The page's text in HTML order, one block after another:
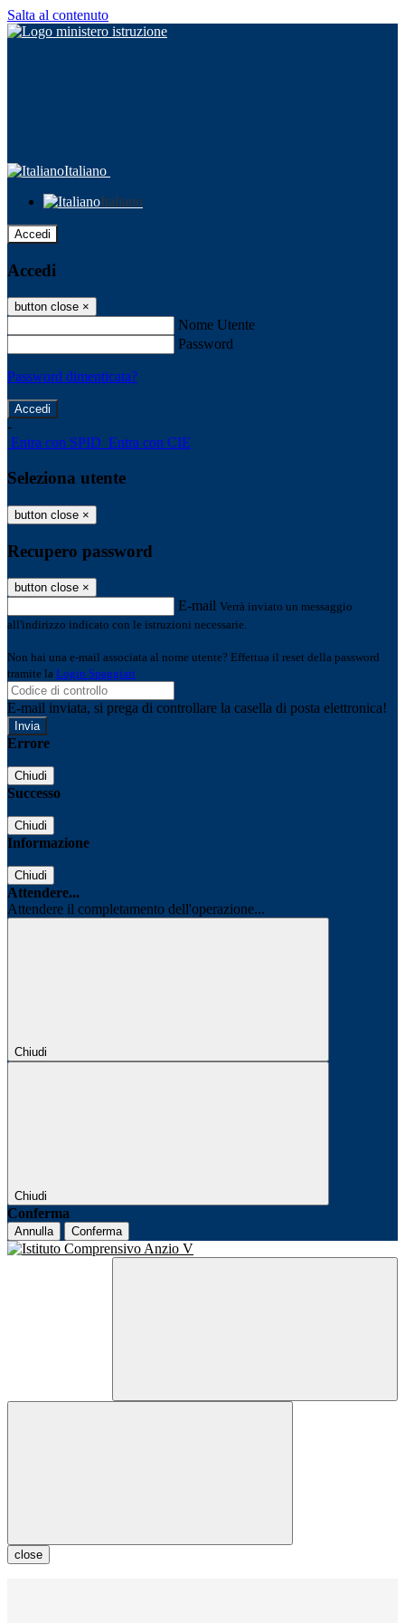
Salta al contenuto
Italiano
Italiano
Accedi
Accedi
button close ×
Nome Utente
Password
Password dimenticata?
-
Entra con SPID Entra con CIE
Seleziona utente
button close ×
Recupero password
button close ×
E-mail Verrà inviato un messaggio
all'indirizzo indicato con le istruzioni necessarie.
Non hai una e-mail associata al nome utente? Effettua il reset della password
tramite la Login Spaggiari
E-mail inviata, si prega di controllare la casella di posta elettronica!
Errore
Chiudi
Successo
Chiudi
Informazione
Chiudi
Attendere...
Attendere il completamento dell'operazione...
Chiudi
Chiudi
Conferma
Annulla Conferma
close